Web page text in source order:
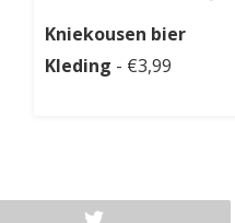
Kniekousen bier
Kleding - €3,99